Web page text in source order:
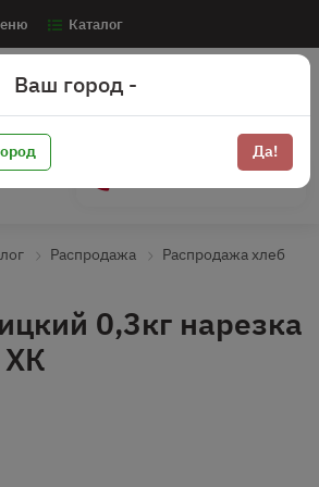
Каталог
Распродажа Распродажа хлеб
0,3кг нарезка
Ваш город -
Да!